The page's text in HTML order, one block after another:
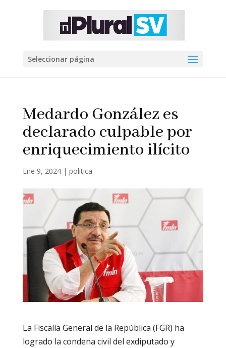
Seleccionar página
Medardo González es
declarado culpable por
enriquecimiento ilícito
Ene 9, 2024| politica
La Fiscalía General de la República (FGR) ha
logrado la condena civil del exdiputado y